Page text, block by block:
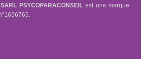
PSYCOPARACONSEIL est une marque